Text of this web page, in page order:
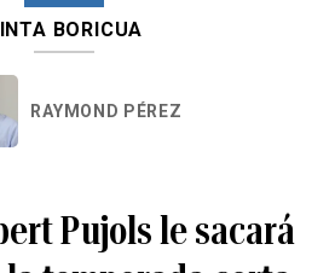
BORICUA
RAYMOND PÉREZ
Pujols le sacará